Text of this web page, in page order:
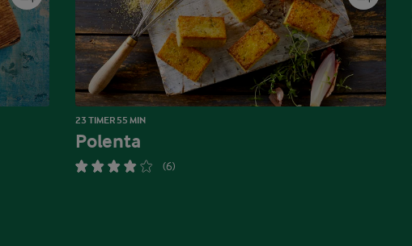
23 TIMER 55 MIN
Polenta
(6)